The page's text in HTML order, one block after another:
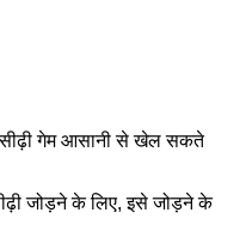
गेम आसानी से खेल सकते
जोड़ने के लिए, इसे जोड़ने के